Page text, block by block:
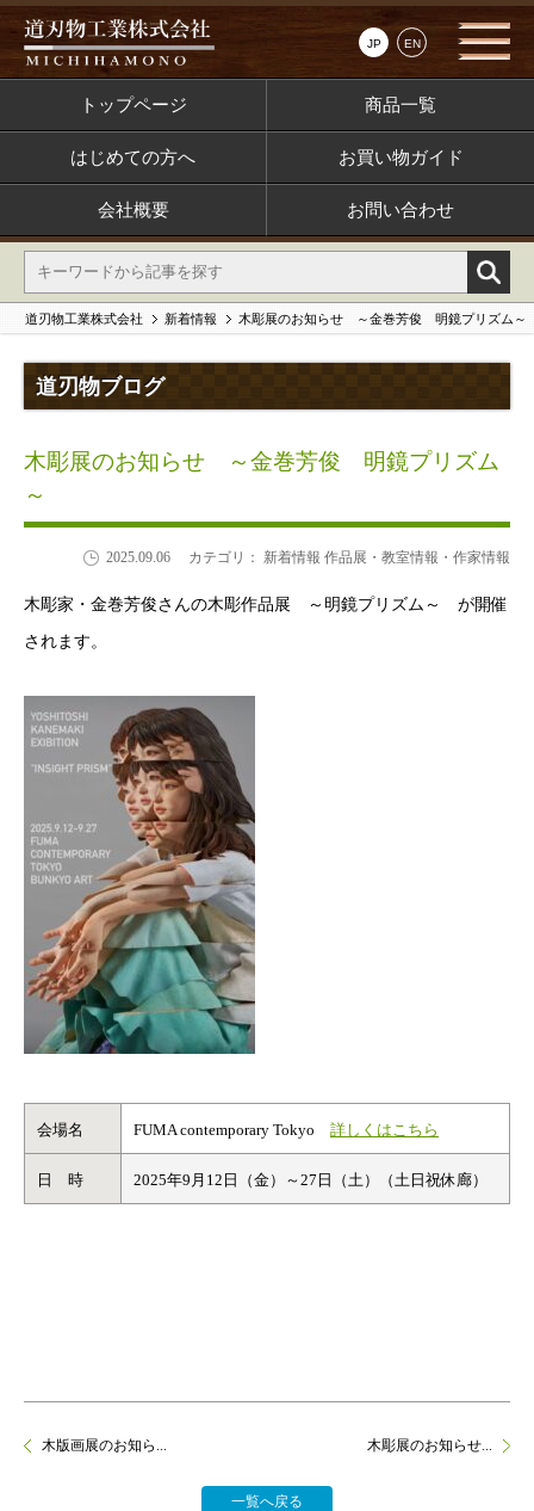
JP EN
トップページ 商品一覧
はじめての方へ お買い物ガイド
会社概要 お問い合わせ
道刃物工業株式会社 新着情報 木彫展のお知らせ ～金巻芳俊 明鏡プリズム～
道刃物ブログ
木彫展のお知らせ ～金巻芳俊 明鏡プリズム
～
2025.09.06 カテゴリ： 新着情報 作品展・教室情報・作家情報
木彫家・金巻芳俊さんの木彫作品展 ～明鏡プリズム～ が開催
されます。
会場名 FUMA contemporary Tokyo 詳しくはこちら
日 時 2025年9月12日（金）～27日（土）（土日祝休廊）
木版画展のお知ら...
一覧へ戻る
木彫展のお知らせ...